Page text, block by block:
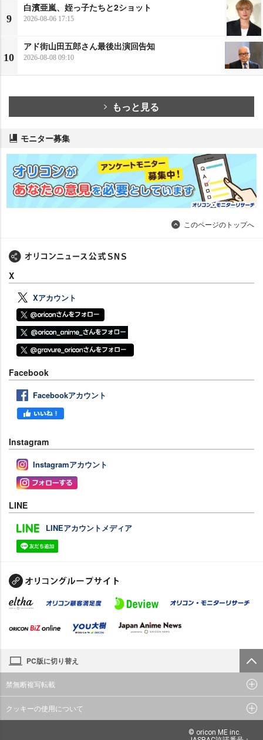
9
白濱亜嵐、姪っ子たちと2ショット
2026-08-06 17:15
10
アド街山田五郎さん最後出演回告知
2026-08-08 09:10
もっと見る
モニター募集
このページのトップへ
X
Xアカウント
Facebook
Facebookアカウント
Instagram
Instagramアカウント
LINE
LINEアカウントメディア
PC版に切り替え
禁無断複写転載
クッキーの使用について
© oricon ME inc.